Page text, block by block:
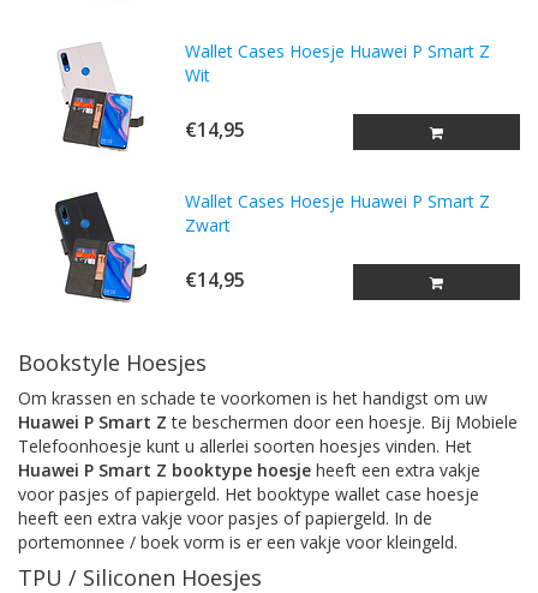
Wallet Cases Hoesje Huawei P Smart Z
Wit
€14,95
Wallet Cases Hoesje Huawei P Smart Z
Zwart
€14,95
Bookstyle Hoesjes
Om krassen en schade te voorkomen is het handigst om uw
Huawei P Smart Z te beschermen door een hoesje. Bij Mobiele
Telefoonhoesje kunt u allerlei soorten hoesjes vinden. Het
Huawei P Smart Z booktype hoesje heeft een extra vakje
voor pasjes of papiergeld. Het booktype wallet case hoesje
heeft een extra vakje voor pasjes of papiergeld. In de
portemonnee / boek vorm is er een vakje voor kleingeld.
TPU / Siliconen Hoesjes